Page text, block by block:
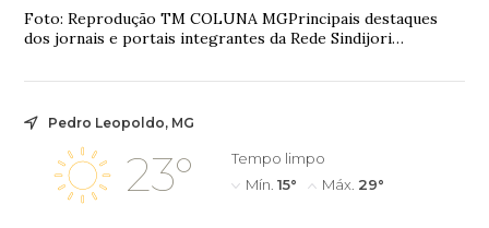
Foto: Reprodução TM COLUNA MGPrincipais destaques
dos jornais e portais integrantes da Rede Sindijori
Pedro Leopoldo, MG
23°
Tempo limpo
Mín. 15° Máx. 29°